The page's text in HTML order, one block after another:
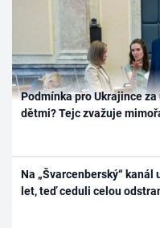
Podmínka pro Ukrajince
dětmi? Tejc zvažuje
Na „Švarcenberský“
let, teď ceduli celou